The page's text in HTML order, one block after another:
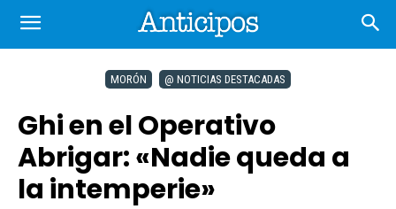
MORÓN @ NOTICIAS DESTACADAS
Ghi en el Operativo
Abrigar: «Nadie queda a
la intemperie»